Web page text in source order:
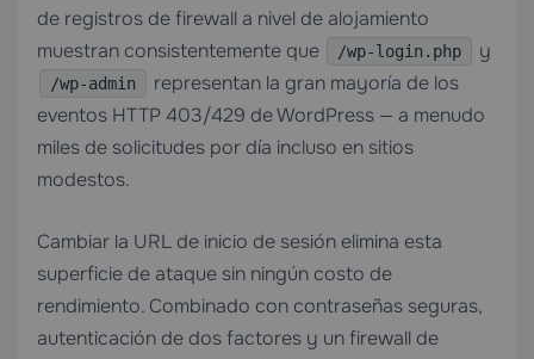
de registros de firewall a nivel de alojamiento
muestran consistentemente que
/wp-login.php y
/wp-admin
representan la gran mayoría de los
eventos HTTP 403/429 de WordPress — a menudo
miles de solicitudes por día incluso en sitios
modestos.
Cambiar la URL de inicio de sesión elimina esta
superficie de ataque sin ningún costo de
rendimiento. Combinado con contraseñas seguras,
autenticación de dos factores y un firewall de